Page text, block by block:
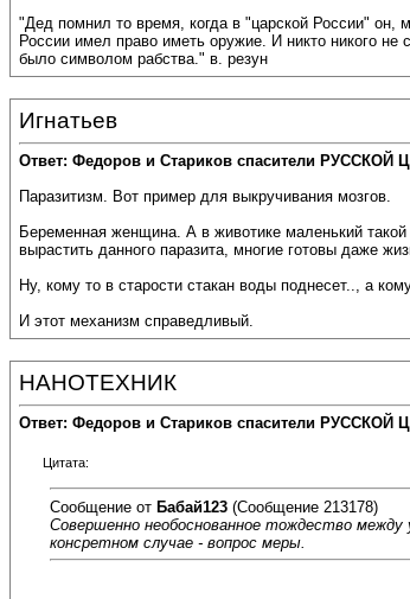
"Дед помнил то время, когда в "царской России" он,
России имел право иметь оружие. И никто никого
было символом рабства." в. резун
Игнатьев
Ответ: Федоров и Стариков спасители
Паразитизм. Вот пример для выкручивания мозгов.
Беременная женщина. А в животике маленький
вырастить данного паразита, многие готовы даже
Ну, кому то в старости стакан воды поднесет.., а
И этот механизм справедливый.
НАНОТЕХНИК
Ответ: Федоров и Стариков спасители
Цитата:
Сообщение от Бабай123 (Сообщение 213178)
Совершенно необоснованное тождество
консретном случае - вопрос меры.